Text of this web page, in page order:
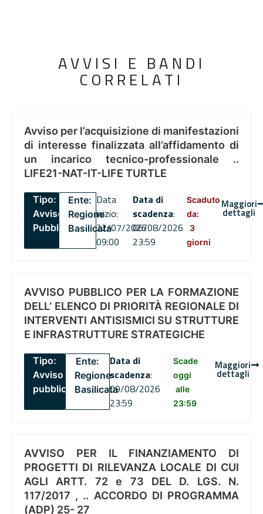
AVVISI E BANDI
CORRELATI
Avviso per l’acquisizione di manifestazioni
di interesse finalizzata all’affidamento di
un incarico tecnico-professionale ..
LIFE21-NAT-IT-LIFE TURTLE
Tipo:
Avviso
Pubblico
Ente:
Regione
Basilicata
Data
inizio:
22/07/2026
09:00
Data di
scadenza:
06/08/2026
23:59
Scaduto
da:
3
giorni
Maggiori
dettagli
AVVISO PUBBLICO PER LA FORMAZIONE
DELL’ ELENCO DI PRIORITÀ REGIONALE DI
INTERVENTI ANTISISMICI SU STRUTTURE
E INFRASTRUTTURE STRATEGICHE
Tipo:
Avviso
pubblico
Ente:
Regione
Basilicata
Data di
scadenza:
09/08/2026
23:59
Scade
oggi
alle
23:59
Maggiori
dettagli
AVVISO PER IL FINANZIAMENTO DI
PROGETTI DI RILEVANZA LOCALE DI CUI
AGLI ARTT. 72 e 73 DEL D. LGS. N.
117/2017 , .. ACCORDO DI PROGRAMMA
(ADP) 25- 27